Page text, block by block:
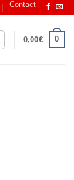
Contact
0,00€ 0